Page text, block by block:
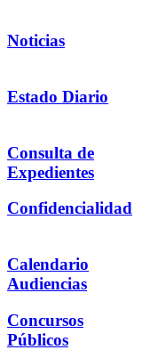
Noticias
Estado Diario
Consulta de
Expedientes
Confidencialidad
Calendario
Audiencias
Concursos
Públicos